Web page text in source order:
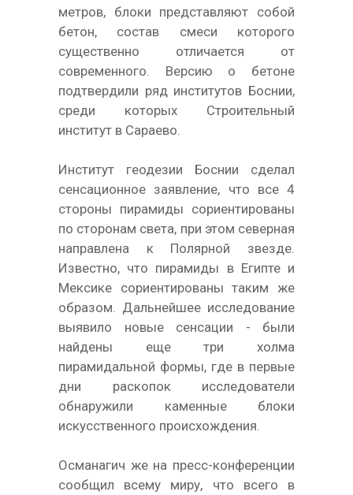
метров, блоки представляют собой
бетон, состав смеси которого
существенно отличается от
современного. Версию о бетоне
подтвердили ряд институтов Боснии,
среди которых Строительный
институт в Сараево.
Институт геодезии Боснии сделал
сенсационное заявление, что все 4
стороны пирамиды сориентированы
по сторонам света, при этом северная
направлена к Полярной звезде.
Известно, что пирамиды в Египте и
Мексике сориентированы таким же
образом. Дальнейшее исследование
выявило новые сенсации - были
найдены еще три холма
пирамидальной формы, где в первые
дни раскопок исследователи
обнаружили каменные блоки
искусственного происхождения.
Османагич же на пресс-конференции
сообщил всему миру, что всего в